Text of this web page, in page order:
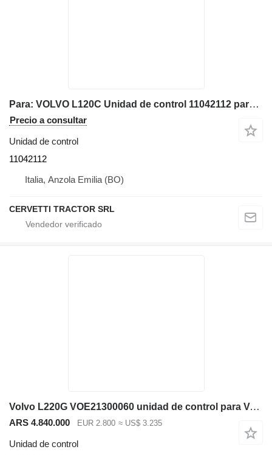
Para: VOLVO L120C Unidad de control 11042112 para Volvo L120C cargadora de ruedas
Precio a consultar
Unidad de control
11042112
Italia, Anzola Emilia (BO)
CERVETTI TRACTOR SRL
Volvo L220G VOE21300060 unidad de control para Volvo L220 cargadora de ruedas
ARS 4.840.000 EUR 2.800 ≈ US$ 3.235
Unidad de control